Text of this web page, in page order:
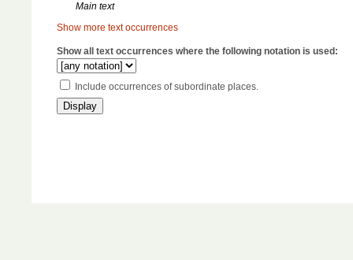
Main text
Show more text occurrences
Show all text occurrences where the following notation is used:
Include occurrences of subordinate places.